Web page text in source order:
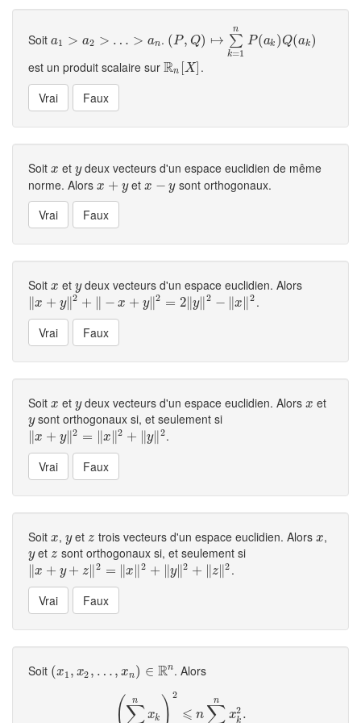
Soit a1 > a2 > … > an
a1 >a2>…>a n . (P, Q) ↦ ∑
k=1
n
P(ak )Q(ak)
(P,Q )↦∑k= 1nP (ak)Q(ak)
est un produit scalaire sur Rn [X]
Rn X] .
Soit x
x et y
ydeux vecteurs d'un espace euclidien de même
norme. Alors x + y
x+ y et x − y
x− y sont orthogonaux.
Soit x
x et y
ydeux vecteurs d'un espace euclidien. Alors
∥x + y∥2 + ∥ − x + y∥2 = 2∥y∥ 2 − ∥x∥ 2
‖x+ y‖ 2+‖ −x+ y ‖2 =2 ‖y ‖2−‖ x‖ 2 .
Soit x
x et y
ydeux vecteurs d'un espace euclidien. Alorsx
x et
y
ysont orthogonaux si, et seulement si
∥x + y∥2 = ∥x∥2 + ∥y∥ 2
‖x+ y‖ 2=‖ x‖2 +‖y‖2 .
Soit x
x , y
yet z
z trois vecteurs d'un espace euclidien. Alors x
x ,
y
yetz
z sont orthogonaux si, et seulement si
∥x + y + z∥ 2 = ∥x∥ 2 + ∥y∥2 + ∥z∥2
‖x+ y+ z‖2=‖x‖ 2+ ‖y‖2+ ‖z‖ 2 .
Soit (x1 , x2 , … , xn) ∈ Rn
(x1, x 2,… , x n )∈Rn . Alors
(∑
n
xk ) 2
⩽ n ∑
n
x2
k .
( ∑k= 1nx ) n∑k=1n x k2.